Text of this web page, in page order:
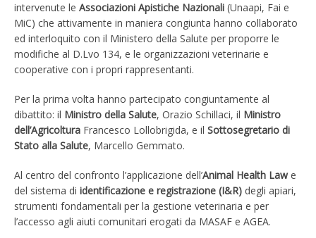
intervenute le Associazioni Apistiche Nazionali (Unaapi, Fai e
MiC) che attivamente in maniera congiunta hanno collaborato
ed interloquito con il Ministero della Salute per proporre le
modifiche al D.Lvo 134, e le organizzazioni veterinarie e
cooperative con i propri rappresentanti.
Per la prima volta hanno partecipato congiuntamente al
dibattito: il Ministro della Salute, Orazio Schillaci, il Ministro
dell’Agricoltura Francesco Lollobrigida, e il Sottosegretario di
Stato alla Salute, Marcello Gemmato.
Al centro del confronto l’applicazione dell’Animal Health Lawe
del sistema di identificazione e registrazione (I&R) degli apiari,
strumenti fondamentali per la gestione veterinaria e per
l’accesso agli aiuti comunitari erogati da MASAF e AGEA.